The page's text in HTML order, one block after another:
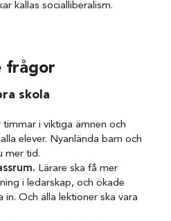
kallas socialliberalism.
frågor
skola
timmar i viktiga ämnen och
elever. Nyanlända barn och
mer tid.
Lärare ska få mer
i ledarskap, och ökade
Och alla lektioner ska vara